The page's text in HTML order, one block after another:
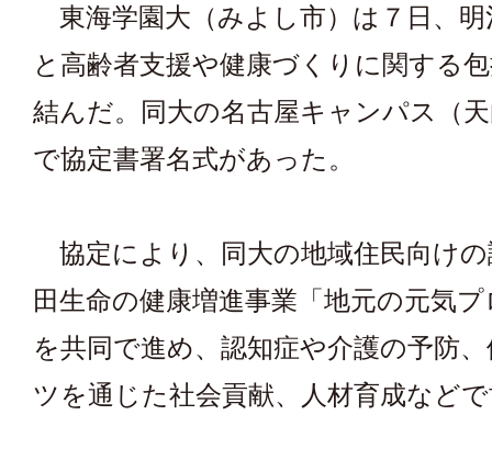
東海学園大（みよし市）は７日、明
と高齢者支援や健康づくりに関する
結んだ。同大の名古屋キャンパス（
で協定書署名式があった。
協定により、同大の地域住民向け
田生命の健康増進事業「地元の元気
を共同で進め、認知症や介護の予防
ツを通じた社会貢献、人材育成など